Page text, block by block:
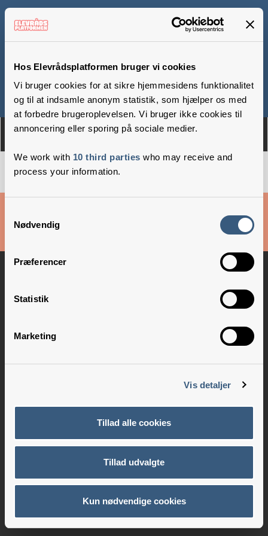
Hos Elevrådsplatformen bruger vi cookies
Vi bruger cookies for at sikre hjemmesidens funktionalitet
og til at indsamle anonym statistik, som hjælper os med
at forbedre brugeroplevelsen. Vi bruger ikke cookies til
annoncering eller sporing på sociale medier.
We work with 10 third parties who may receive and
process your information.
Nødvendig
Præferencer
Statistik
Marketing
Vis detaljer
Tillad alle cookies
Tillad udvalgte
Kun nødvendige cookies
Om Medlemmer